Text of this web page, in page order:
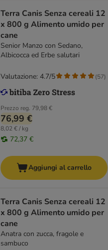
Terra Canis Senza cereali 12
x 800 g Alimento umido per
cane
Senior Manzo con Sedano,
Albicocca ed Erbe salutari
Prezzo reg. 79,98 €
76,99 €
8,02 € / kg
72,37 €
Valutazione: 4.7/5 (57)
Aggiungi al carrello
Terra Canis Senza cereali 12
x 800 g Alimento umido per
cane
Anatra con zucca, fragole e
sambuco